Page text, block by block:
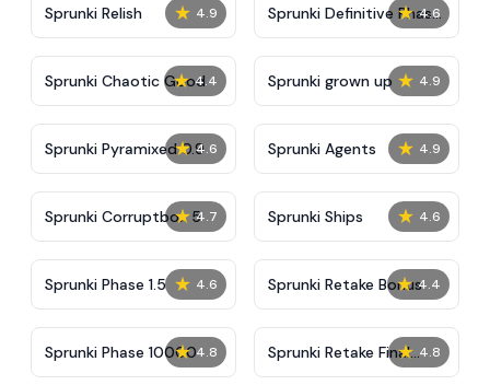
★ 4.9
Sprunki Relish ★ 4.6
Sprunki Definitive Phase
7
★ 4.4
Sprunki Chaotic Good ★ 4.9
Sprunki grown up
★ 4.6
Sprunki Pyramixed 0.9 ★ 4.9
Sprunki Agents
★ 4.7
Sprunki Corruptbox 5 ★ 4.6
Sprunki Ships
★ 4.6
Sprunki Phase 1.5 ★ 4.4
Sprunki Retake Bonus
★ 4.8
Sprunki Phase 10000 ★ 4.8
Sprunki Retake Final
Update